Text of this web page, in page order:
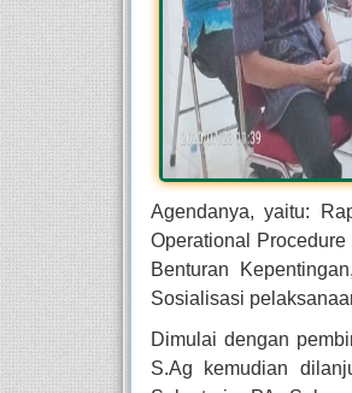
Agendanya, yaitu:
Operational
Benturan
Sosialisasi
Dimulai dengan
S.Ag kemudian